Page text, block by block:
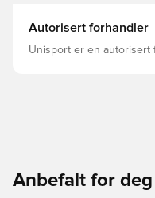
Autorisert forhandler
Unisport er en autorisert
Anbefalt for deg